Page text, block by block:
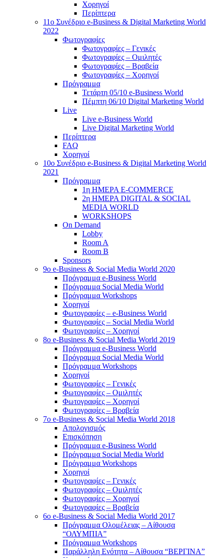
Χορηγοί
Περίπτερα
11ο Συνέδριο e-Business & Digital Marketing World
2022
Φωτογραφίες
Φωτογραφίες – Γενικές
Φωτογραφίες – Ομιλητές
Φωτογραφίες – Βραβεία
Φωτογραφίες – Χορηγοί
Πρόγραμμα
Τετάρτη 05/10 e-Business World
Πέμπτη 06/10 Digital Marketing World
Live
Live e-Business World
Live Digital Marketing World
Περίπτερα
FAQ
Χορηγοί
10o Συνέδριο e-Business & Digital Marketing World
2021
Πρόγραμμα
1η ΗΜΕΡΑ E-COMMERCE
2η ΗΜΕΡΑ DIGITAL & SOCIAL
MEDIA WORLD
WORKSHOPS
On Demand
Lobby
Room A
Room B
Sponsors
9o e-Business & Social Media World 2020
Πρόγραμμα e-Business World
Πρόγραμμα Social Media World
Πρόγραμμα Workshops
Χορηγοί
Φωτογραφίες – e-Business World
Φωτογραφίες – Social Media World
Φωτογραφίες – Χορηγοί
8o e-Business & Social Media World 2019
Πρόγραμμα e-Business World
Πρόγραμμα Social Media World
Πρόγραμμα Workshops
Χορηγοί
Φωτογραφίες – Γενικές
Φωτογραφίες – Ομιλητές
Φωτογραφίες – Χορηγοί
Φωτογραφίες – Βραβεία
7o e-Business & Social Media World 2018
Απολογισμός
Επισκόπηση
Πρόγραμμα e-Business World
Πρόγραμμα Social Media World
Πρόγραμμα Workshops
Χορηγοί
Φωτογραφίες – Γενικές
Φωτογραφίες – Ομιλητές
Φωτογραφίες – Χορηγοί
Φωτογραφίες – Βραβεία
6o e-Business & Social Media World 2017
Πρόγραμμα Ολομέλειας – Αίθουσα
“ΟΛΥΜΠΙΑ”
Πρόγραμμα Workshops
Παράλληλη Ενότητα – Αίθουσα “ΒΕΡΓΙΝΑ”